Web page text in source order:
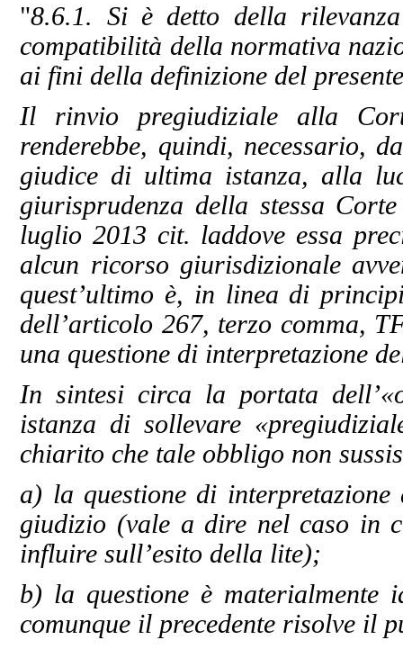
"8.6.1. Si è detto della
compatibilità della normativa
ai fini della definizione del
Il rinvio pregiudiziale alla
renderebbe, quindi, necessario,
giudice di ultima istanza, alla
giurisprudenza della stessa
luglio 2013 cit. laddove essa
alcun ricorso giurisdizionale
quest’ultimo è, in linea di
dell’articolo 267, terzo comma,
una questione di interpretazione
In sintesi circa la portata
istanza di sollevare
chiarito che tale obbligo non
a) la questione di
giudizio (vale a dire nel caso in
influire sull’esito della lite);
b) la questione è
comunque il precedente risolve il